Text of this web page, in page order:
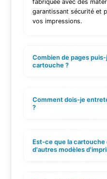
fabriquée avec des
garantissant sécurité et
vos impressions.
Combien de pages
cartouche ?
Comment dois-je
?
Est-ce que la
d'autres modèles